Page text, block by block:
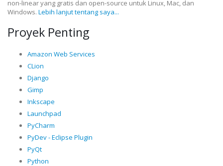
non-linear yang gratis dan open-source untuk Linux, Mac, dan
Windows. Lebih lanjut tentang saya...
Proyek Penting
Amazon Web Services
CLion
Django
Gimp
Inkscape
Launchpad
PyCharm
PyDev - Eclipse Plugin
PyQt
Python